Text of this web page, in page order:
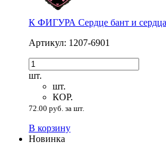
К ФИГУРА Сердце бант и сердца
Артикул: 1207-6901
шт.
шт.
КОР.
72.00 руб. за шт.
В корзину
Новинка